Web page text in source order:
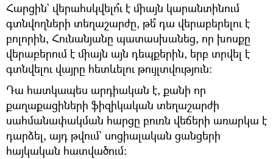
Հարցին` վերահսկվելո՞ւ է միայն կարանտինում
գտնվողների տեղաշարժը, թե՞ դա վերաբերելու է
բոլորին, Հունանյանը պատասխանեց, որ խոսքը
վերաբերում է միայն այն դեպքերին, երբ տրվել է
գտնվելու վայրը հետևելու թույլտվություն։
Դա հատկապես արդիական է, քանի որ
քաղաքացիների ֆիզիկական տեղաշարժի
սահմանափակման հարցը բուռն վեճերի առարկա է
դարձել, այդ թվում` սոցիալական ցանցերի
հայկական հատվածում։